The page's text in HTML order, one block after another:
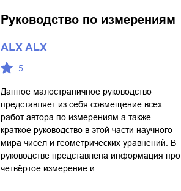
Руководство по измерениям
ALX ALX
5
Данное малостраничное руководство
представляет из себя совмещение всех
работ автора по измерениям а также
краткое руководство в этой части научного
мира чисел и геометрических уравнений. В
руководстве представлена информация про
четвёртое измерение и…